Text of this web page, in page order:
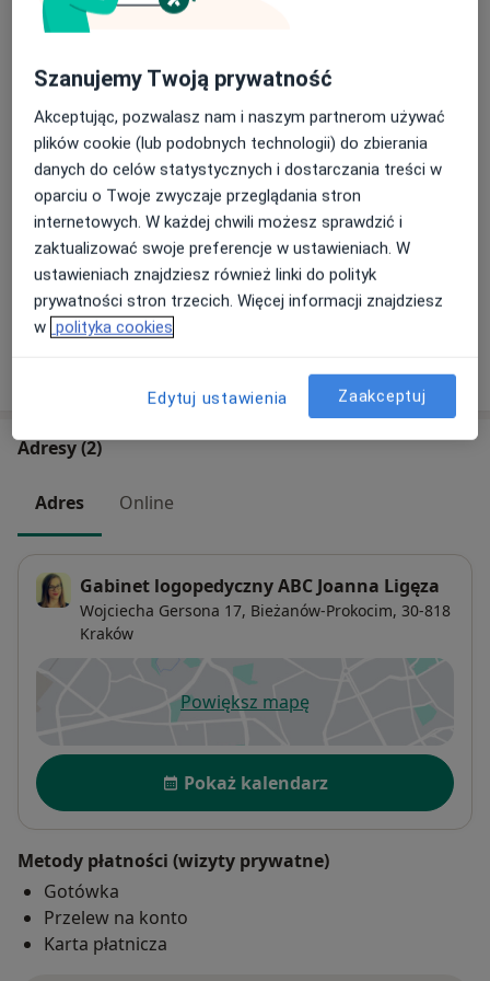
autorskie projekty pomocy dydaktycznych. Do pracy z
każdym dzieckiem podchodzę indywidualnie,
uwzględniając jego potrzeby, umiejętności i
możliwości.
150 zł Szczegóły
Terapia logopedyczna
150 zł Szczegóły
Konsultacja online
70 zł Szczegóły
+ 2 usługi
W jaki sposób ustalane są ceny?
Adresy (2)
Adres Online
Gabinet logopedyczny ABC Joanna Ligęza
Wojciecha Gersona 17, Bieżanów-Prokocim, 30-818
Kraków
Powiększ mapęotwiera się w nowej karcie
Dostępność
Pokaż kalendarz
Metody płatności (wizyty prywatne)
Gotówka
Przelew na konto
Karta płatnicza
Szanujemy Twoją prywatność
Akceptując, pozwalasz nam i naszym partnerom używać
plików cookie (lub podobnych technologii) do zbierania
danych do celów statystycznych i dostarczania treści w
oparciu o Twoje zwyczaje przeglądania stron
internetowych. W każdej chwili możesz sprawdzić i
zaktualizować swoje preferencje w ustawieniach. W
ustawieniach znajdziesz również linki do polityk
prywatności stron trzecich. Więcej informacji znajdziesz
w polityka cookies
Edytuj ustawienia Zaakceptuj